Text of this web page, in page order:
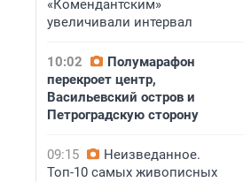
«Комендантским»
увеличивали интервал
10:02
Полумарафон
перекроет центр,
Васильевский остров и
Петроградскую сторону
09:15
Неизведанное.
Топ-10 самых живописных